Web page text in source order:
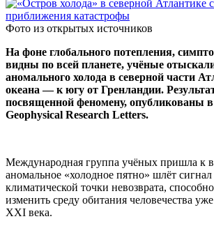
Фото из открытых источников
На фоне глобального потепления,
видны по всей планете, учёные
аномального холода в северной части
океана — к югу от Гренландии.
посвященной феномену, опубликованы
Geophysical Research Letters.
Международная группа учёных пришла к
аномальное «холодное пятно» шлёт
климатической точки невозврата,
изменить среду обитания человечества
XXI века.